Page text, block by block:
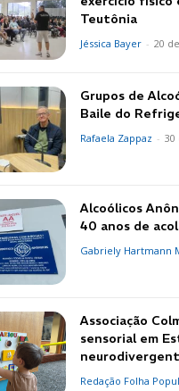
Teutônia
Jéssica Bayer - 20
Grupos de
Baile do
Rafaela Zappaz - 30
Alcoólicos
40 anos de
Gabriely Hartmann
Associação
sensorial em
Redação Folha